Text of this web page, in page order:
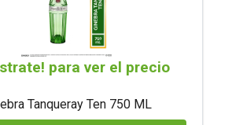
para ver el precio
Tanqueray Ten 750 ML